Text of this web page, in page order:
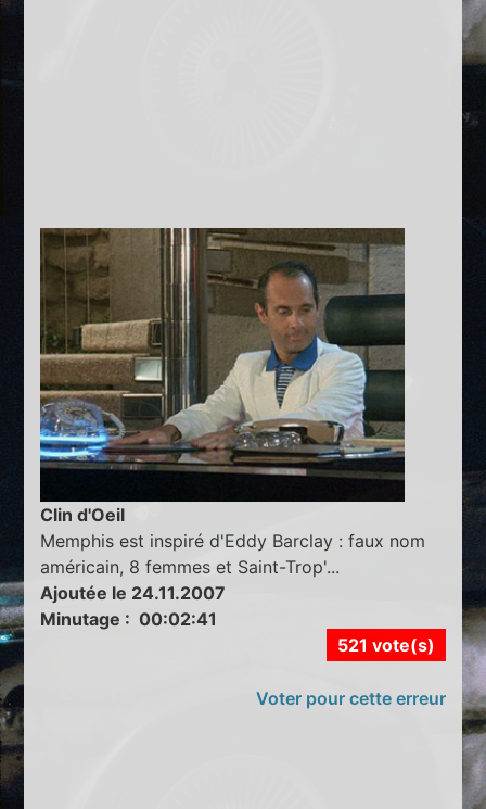
Clin d'Oeil
Memphis est inspiré d'Eddy Barclay : faux nom
américain, 8 femmes et Saint-Trop'...
Ajoutée le 24.11.2007
Minutage : 00:02:41
521 vote(s)
Voter pour cette erreur